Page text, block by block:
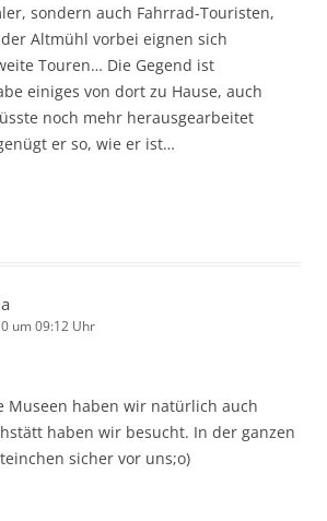
sondern auch Fahrrad-Touristen,
Altmühl vorbei eignen sich
Touren… Die Gegend ist
einiges von dort zu Hause, auch
noch mehr herausgearbeitet
er so, wie er ist…
um 09:12 Uhr
Museen haben wir natürlich auch
haben wir besucht. In der ganzen
sicher vor uns;o)